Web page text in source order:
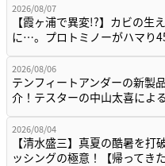
2026/08/07
【霞ヶ浦で異変!?】カビの生
に…。プロトミノーがハマり
2026/08/06
テンフィートアンダーの新製
介！テスターの中山太喜によ
2026/08/04
【清水盛三】真夏の酷暑を打
ッシングの極意！【帰ってき